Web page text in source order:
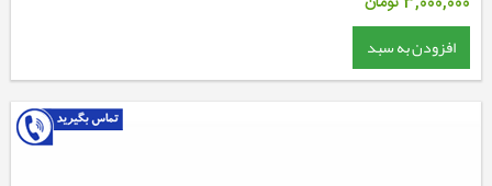
افزودن به سبد